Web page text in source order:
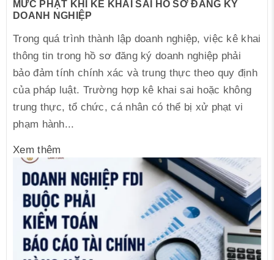
MỨC PHẠT KHI KÊ KHAI SAI HỒ SƠ ĐĂNG KÝ
DOANH NGHIỆP
Trong quá trình thành lập doanh nghiệp, việc kê khai
thông tin trong hồ sơ đăng ký doanh nghiệp phải
bảo đảm tính chính xác và trung thực theo quy định
của pháp luật. Trường hợp kê khai sai hoặc không
trung thực, tổ chức, cá nhân có thể bị xử phạt vi
phạm hành...
Xem thêm